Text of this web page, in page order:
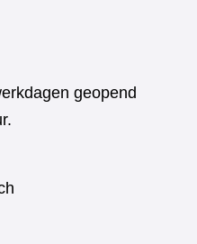
geopend